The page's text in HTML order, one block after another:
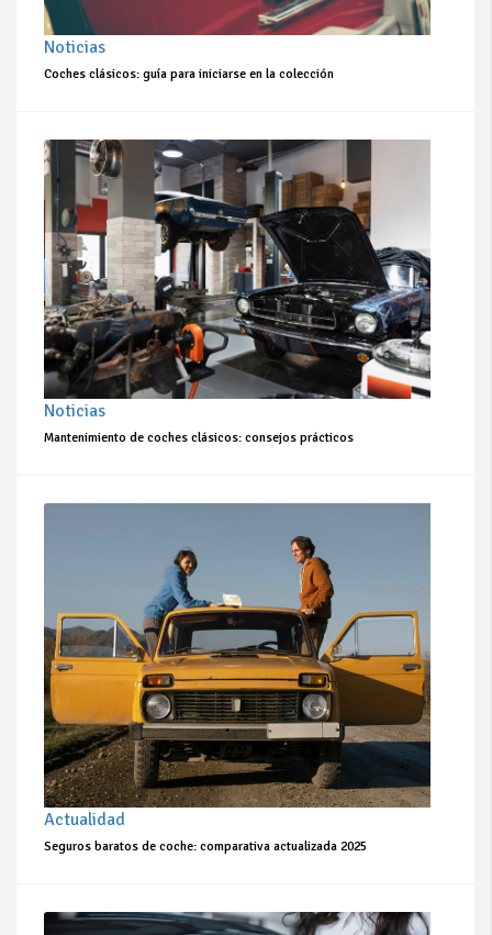
Noticias
Coches clásicos: guía para iniciarse en la colección
Noticias
Mantenimiento de coches clásicos: consejos prácticos
Actualidad
Seguros baratos de coche: comparativa actualizada 2025